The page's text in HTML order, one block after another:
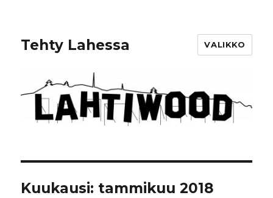
Tehty Lahessa VALIKKO
Kuukausi: tammikuu 2018